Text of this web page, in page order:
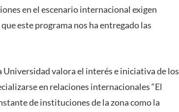
en el escenario internacional exigen
este programa nos ha entregado las
valora el interés e iniciativa de los
en relaciones internacionales “El
de instituciones de la zona como la